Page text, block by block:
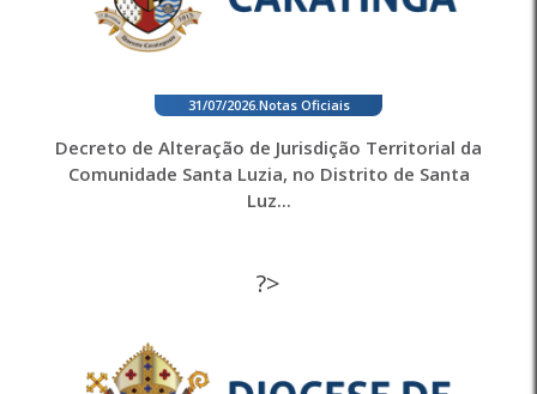
31/07/2026. Notas Oficiais
Decreto de Alteração de Jurisdição Territorial da
Comunidade Santa Luzia, no Distrito de Santa
Luz...
?>